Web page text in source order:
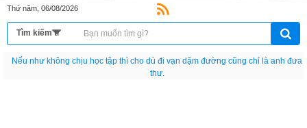
Thứ năm, 06/08/2026
Nếu như không chịu học tập thì cho dù đi vạn dặm đường cũng chỉ là anh đưa
thư.